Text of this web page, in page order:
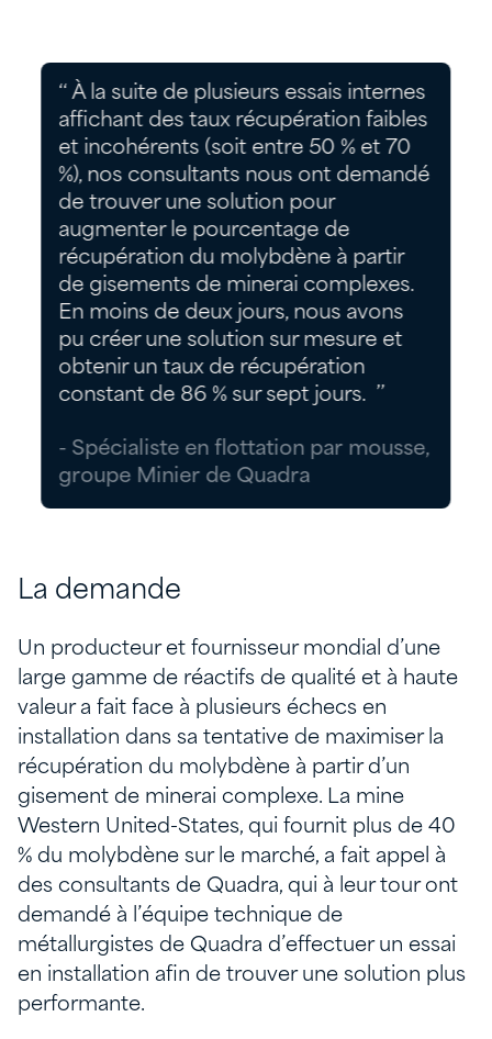
‘‘ À la suite de plusieurs essais internes
affichant des taux récupération faibles
et incohérents (soit entre 50 % et 70
%), nos consultants nous ont demandé
de trouver une solution pour
augmenter le pourcentage de
récupération du molybdène à partir
de gisements de minerai complexes.
En moins de deux jours, nous avons
pu créer une solution sur mesure et
obtenir un taux de récupération
constant de 86 % sur sept jours. ’’
- Spécialiste en flottation par mousse,
groupe Minier de Quadra
La demande
Un producteur et fournisseur mondial d’une
large gamme de réactifs de qualité et à haute
valeur a fait face à plusieurs échecs en
installation dans sa tentative de maximiser la
récupération du molybdène à partir d’un
gisement de minerai complexe. La mine
Western United-States, qui fournit plus de 40
% du molybdène sur le marché, a fait appel à
des consultants de Quadra, qui à leur tour ont
demandé à l’équipe technique de
métallurgistes de Quadra d’effectuer un essai
en installation afin de trouver une solution plus
performante.